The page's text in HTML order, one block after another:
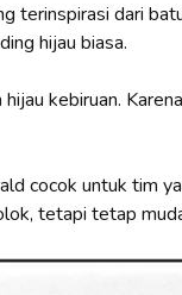
terinspirasi dari
hijau biasa.
kebiruan.
cocok untuk tim
tetapi tetap